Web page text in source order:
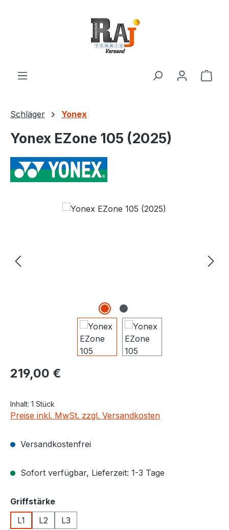
Schläger Yonex
Yonex EZone 105 (2025)
Bildergalerie überspringen
Regulärer Preis:
219,00 €
Inhalt: 1 Stück
Preise inkl. MwSt. zzgl. Versandkosten
Versandkostenfrei
Sofort verfügbar, Lieferzeit: 1-3 Tage
Griffstärkeauswählen
L1
L2 L3